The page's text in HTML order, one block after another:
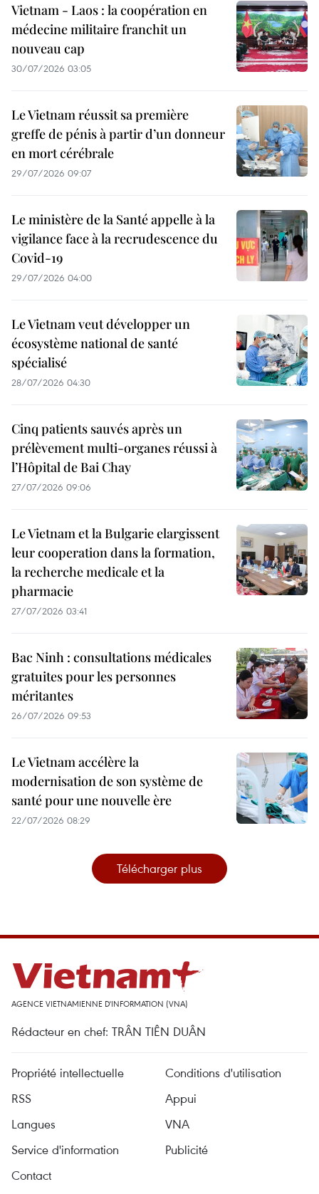
Vietnam - Laos : la coopération en
médecine militaire franchit un
nouveau cap
30/07/2026 03:05
Le Vietnam réussit sa première
greffe de pénis à partir d’un donneur
en mort cérébrale
29/07/2026 09:07
Le ministère de la Santé appelle à la
vigilance face à la recrudescence du
Covid-19
29/07/2026 04:00
Le Vietnam veut développer un
écosystème national de santé
spécialisé
28/07/2026 04:30
Cinq patients sauvés après un
prélèvement multi-organes réussi à
l’Hôpital de Bai Chay
27/07/2026 09:06
Le Vietnam et la Bulgarie elargissent
leur cooperation dans la formation,
la recherche medicale et la
pharmacie
27/07/2026 03:41
Bac Ninh : consultations médicales
gratuites pour les personnes
méritantes
26/07/2026 09:53
Le Vietnam accélère la
modernisation de son système de
santé pour une nouvelle ère
22/07/2026 08:29
Télécharger plus
AGENCE VIETNAMIENNE D'INFORMATION (VNA)
Rédacteur en chef: TRÂN TIÊN DUÂN
Propriété intellectuelle
Conditions d'utilisation
RSS
Appui
Langues
VNA
Service d'information
Publicité
Contact